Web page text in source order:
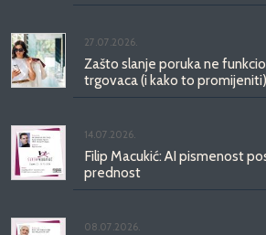
27.07.2026.
Zašto slanje poruka ne
trgovaca (i kako to promijeniti)
14.07.2026.
Filip Macukić: AI pismenost
prednost
08.07.2026.